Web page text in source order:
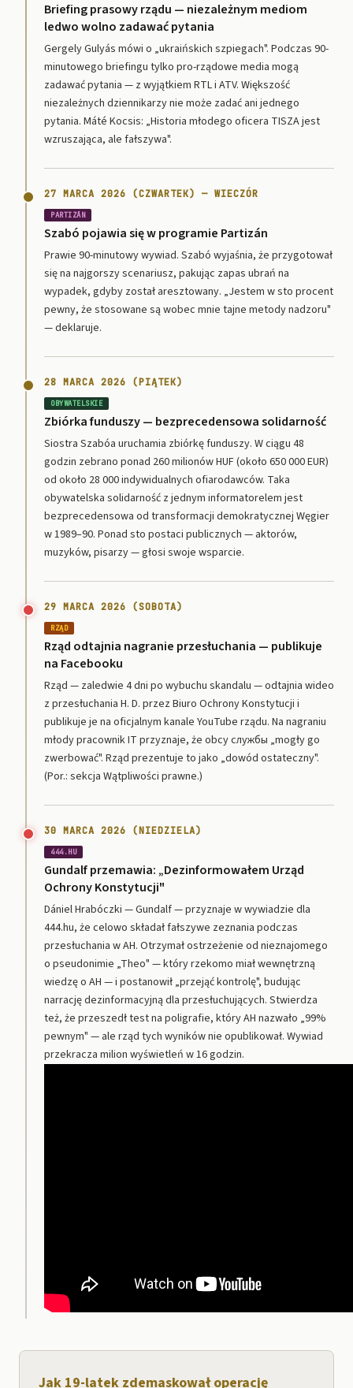
Briefing prasowy rządu — niezależnym mediom
ledwo wolno zadawać pytania
Gergely Gulyás mówi o „ukraińskich szpiegach". Podczas 90-
minutowego briefingu tylko pro-rządowe media mogą
zadawać pytania — z wyjątkiem RTL i ATV. Większość
niezależnych dziennikarzy nie może zadać ani jednego
pytania. Máté Kocsis: „Historia młodego oficera TISZA jest
wzruszająca, ale fałszywa".
27 MARCA 2026 (CZWARTEK) — WIECZÓR
PARTIZÁN
Szabó pojawia się w programie Partizán
Prawie 90-minutowy wywiad. Szabó wyjaśnia, że przygotował
się na najgorszy scenariusz, pakując zapas ubrań na
wypadek, gdyby został aresztowany. „Jestem w sto procent
pewny, że stosowane są wobec mnie tajne metody nadzoru"
— deklaruje.
28 MARCA 2026 (PIĄTEK)
OBYWATELSKIE
Zbiórka funduszy — bezprecedensowa solidarność
Siostra Szabóa uruchamia zbiórkę funduszy. W ciągu 48
godzin zebrano ponad 260 milionów HUF (około 650 000 EUR)
od około 28 000 indywidualnych ofiarodawców. Taka
obywatelska solidarność z jednym informatorelem jest
bezprecedensowa od transformacji demokratycznej Węgier
w 1989–90. Ponad sto postaci publicznych — aktorów,
muzyków, pisarzy — głosi swoje wsparcie.
29 MARCA 2026 (SOBOTA)
RZĄD
Rząd odtajnia nagranie przesłuchania — publikuje
na Facebooku
Rząd — zaledwie 4 dni po wybuchu skandalu — odtajnia wideo
z przesłuchania H. D. przez Biuro Ochrony Konstytucji i
publikuje je na oficjalnym kanale YouTube rządu. Na nagraniu
młody pracownik IT przyznaje, że obcy службы „mogły go
zwerbować". Rząd prezentuje to jako „dowód ostateczny".
(Por.: sekcja Wątpliwości prawne.)
30 MARCA 2026 (NIEDZIELA)
444.HU
Gundalf przemawia: „Dezinformowałem Urząd
Ochrony Konstytucji"
Dániel Hrabóczki — Gundalf — przyznaje w wywiadzie dla
444.hu, że celowo składał fałszywe zeznania podczas
przesłuchania w AH. Otrzymał ostrzeżenie od nieznajomego
o pseudonimie „Theo" — który rzekomo miał wewnętrzną
wiedzę o AH — i postanowił „przejąć kontrolę", budując
narrację dezinformacyjną dla przesłuchujących. Stwierdza
też, że przeszedł test na poligrafie, który AH nazwało „99%
pewnym" — ale rząd tych wyników nie opublikował. Wywiad
przekracza milion wyświetleń w 16 godzin.
Jak 19-latek zdemaskował operację